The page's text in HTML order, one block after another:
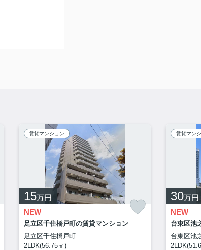
賃貸マンション
15万円
NEW
足立区千住橋戸町の賃貸マンション
足立区千住橋戸町
2LDK(56.75㎡)
賃貸マン
30万円
NEW
台東区池
台東区池